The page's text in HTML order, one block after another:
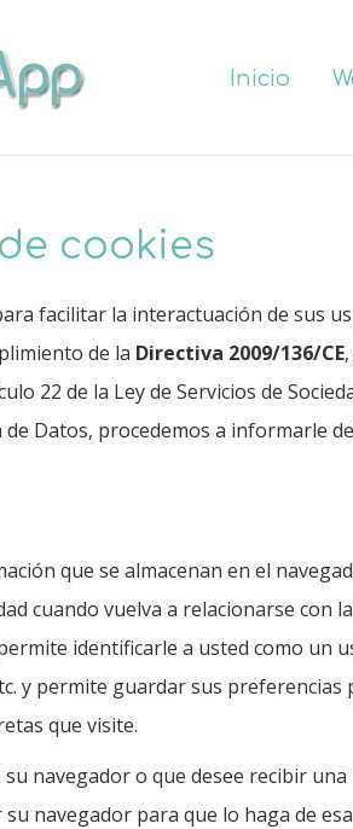
Inicio
cookies
facilitar la interactuación de sus
de la Directiva 2009/136/CE
22 de la Ley de Servicios de
Datos, procedemos a informarle
que se almacenan en el
cuando vuelva a relacionarse con
identificarle a usted como un
y permite guardar sus preferencias
que visite.
su navegador o que desee recibir
navegador para que lo haga de